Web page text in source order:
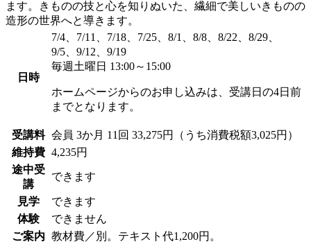
ます。きものの技と心を知りぬいた、繊細で美しいきものの
造形の世界へと導きます。
日時
7/4、7/11、7/18、7/25、8/1、8/8、8/22、8/29、
9/5、9/12、9/19
毎週土曜日 13:00～15:00
ホームページからのお申し込みは、受講日の4日前
までとなります。
受講料 会員 3か月 11回 33,275円（うち消費税額3,025円）
維持費 4,235円
途中受
講
できます
見学
できます
体験
できません
ご案内 教材費／別。テキスト代1,200円。